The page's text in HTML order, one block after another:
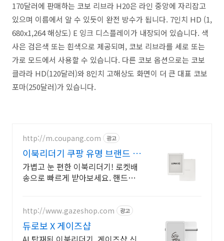
170달러에 판매하는 코보 리브라 H20은 라인 중앙에 자리잡고
있으며 이름에서 알 수 있듯이 완전 방수가 됩니다. 7인치 HD (1,
680x1,264 해상도) E 잉크 디스플레이가 내장되어 있습니다. 색
사은 검은색 또는 흰색으로 제공되며, 코보 리브라를 세로 또는
가로 모드에서 사용할 수 있습니다. 다른 코보 옵션으로는 코보
클라라 HD(120달러)와 8인치 고해상도 화면이 더 큰 대표 코보
포마(250달러)가 있습니다.
http://m.coupang.com 광고
이북리더기 쿠팡 유명 브랜드 다
모아
가볍고 눈 편한 이북리더기! 로켓배
송으로 빠르게 받아보세요. 핸드폰
http://www.gazeshop.com 광고
듀로보 X 게이즈샵